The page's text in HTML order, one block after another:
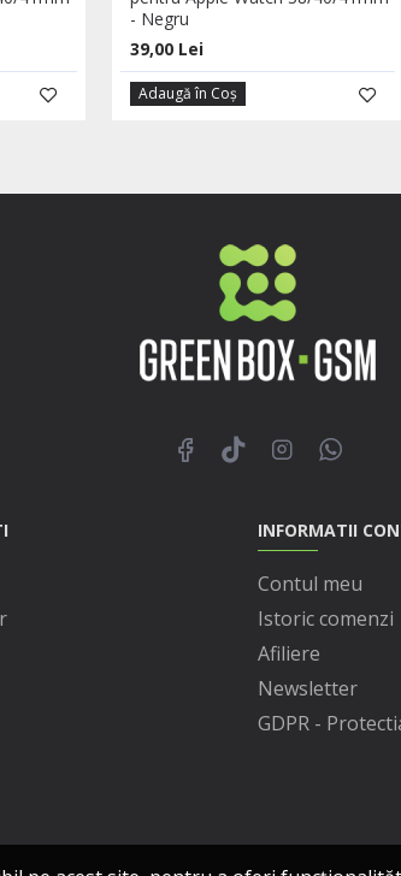
- Negru
39,00 Lei
Adaugă în Coş
INFORMATII
Contul meu
Istoric comenzi
Afiliere
Newsletter
GDPR -